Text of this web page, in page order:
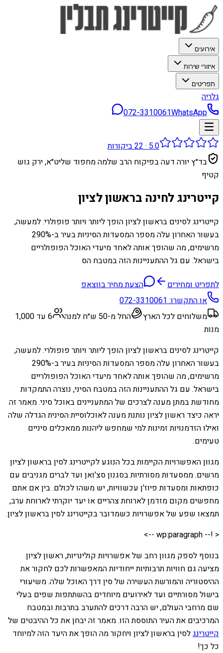
אירועים
איזורי שירות
תפריטים
גלריה
072-3310061WhatsApp
5.0
·
22ביקורות
בד״ץ יורה דעה בפיקוח הרב שלמה מחפוד שליט״א, ירק גוש
קטיף
קייטרינג לחינה בראשון לציון
קייטרינג לסינים בראשון לציון הופך ליותר ויותר פופולרי. למעשה,
בעשור האחרון עלה מספר המסעדות הסיניות בעיר ב-290%
מרשימים, מה שהופך אותה לאחד מיעדי האוכל הפופולריים
בישראל. עם גל ההתעניינות הזה במטבח הס
לתפריט ומחירים
הצעת מחיר בווצאפ
או התקשרו:072-3310061
משלוחים לכל הארץ
החל מ-50 ש״ח למנה
6 עד 1,000
מנות
קייטרינג לסינים בראשון לציון הופך ליותר ויותר פופולרי. למעשה,
בעשור האחרון עלה מספר המסעדות הסיניות בעיר ב-290%
מרשימים, מה שהופך אותה לאחד מיעדי האוכל הפופולריים
בישראל. עם גל ההתעניינות הזה במטבח הסיני, נוצרה התמקדות
מחודשת במתן מענה לצרכים של המתעניינים באוכל סיני. מאמר זה
יראה כיצד ראשון לציון נותנת מענה לאוכלוסיית הסינית הגדלה שלה
ואילו הזדמנויות זמינות למי שמחפש ליהנות ממאכלים סיניים
טעימים.
מגוון האפשרויות הקיימות בכל הנוגע לקייטרינג לסין בראשון לציון
מרשים. ממסעדות מסורתיות בסגנון סצ'ואן ועד לברים מגניבים עם
כופתאות ומסעדות פיוז'ן עכשוויות, יש משהו לכולם. בין אם אתם
מחפשים מקום מזדמן לארוחת צהריים או יעד יוקרתי לארוחת ערב,
תמצאו שפע של אפשרויות כשמדובר בקייטרינג לסין בראשון לציון.
< !-- wp:paragraph -->
בנוסף לספק מגוון רחב של אפשרויות קולינריות, ראשון לציון
מציעה גם חוויות תרבותיות ייחודיות המאפשרות לכם לחקור את
ההיסטוריה והמורשת העשירה של סין דרך האוכל שלה. משיעורי
בישול מסורתיים ועד לאירועים מיוחדים בהשתתפות שפים בעלי
שם מרחבי העולם, יש הרבה דרכים להתערב בתרבות ובמטבח
המרכיבים את העיר התוססת הזו. מאמר זה יבחן את כל ההיבטים של
קייטרינגלסין בראשון לציון ויחקור מה הופך את היעד הזה למיוחד
כל כך!